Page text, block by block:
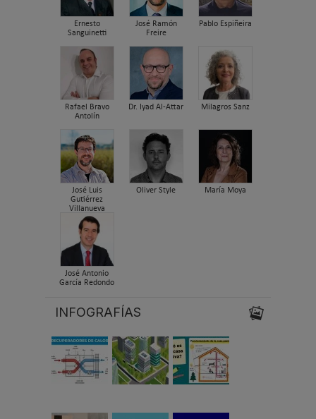
Ernesto
Sanguinetti
José Ramón
Freire
Pablo Espiñeira
Rafael Bravo
Antolín
Dr. Iyad Al-Attar Milagros Sanz
José Luis
Gutiérrez
Villanueva
Oliver Style María Moya
José Antonio
García Redondo
INFOGRAFÍAS